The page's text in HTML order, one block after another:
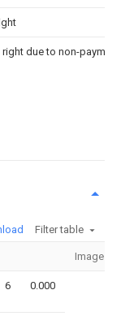
due to non-
Filter table
Image
6 0.000